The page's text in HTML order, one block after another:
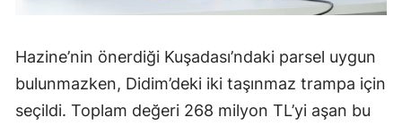
Hazine’nin önerdiği Kuşadası’ndaki parsel uygun
bulunmazken, Didim’deki iki taşınmaz trampa için
seçildi. Toplam değeri 268 milyon TL’yi aşan bu